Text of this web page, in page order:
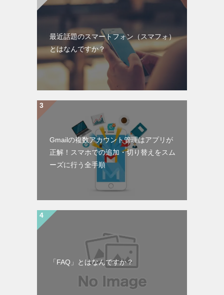
最近話題のスマートフォン（スマフォ）
とはなんですか？
Gmailの複数アカウント管理はアプリが
正解！スマホでの追加・切り替えをスム
ーズに行う全手順
「FAQ」とはなんですか？